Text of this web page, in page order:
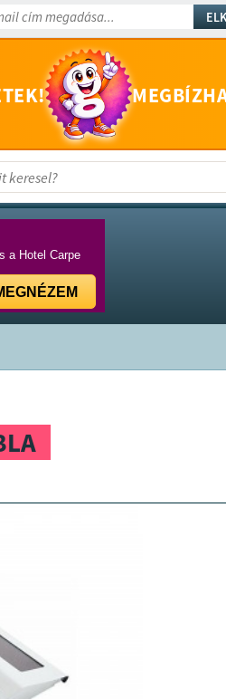
a Hotel Carpe